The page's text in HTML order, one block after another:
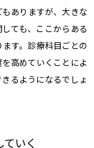
ありますが、大きな
ても、ここからある
す。診療科目ごとの
高めていくことによ
るようになるでしょ
いく